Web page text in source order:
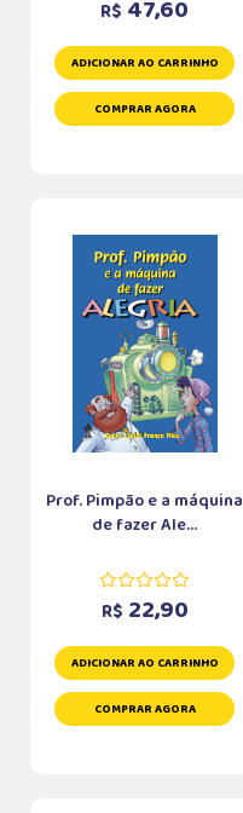
R$ 47,60
ADICIONAR AO CARRINHO
COMPRAR AGORA
Prof. Pimpão e a máquina
de fazer Ale...
R$ 22,90
ADICIONAR AO CARRINHO
COMPRAR AGORA